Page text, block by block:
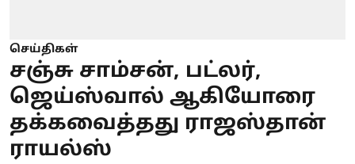
செய்திகள்
சஞ்சு சாம்சன், பட்லர்,
ஜெய்ஸ்வால் ஆகியோரை
தக்கவைத்தது ராஜஸ்தான்
ராயல்ஸ்